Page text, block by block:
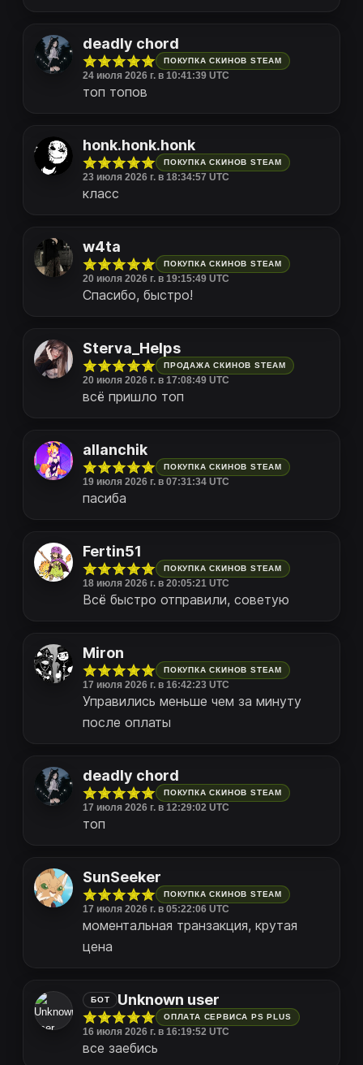
deadly chord
ПОКУПКА СКИНОВ STEAM
24 июля 2026 г. в 10:41:39 UTC
топ топов
honk.honk.honk
ПОКУПКА СКИНОВ STEAM
23 июля 2026 г. в 18:34:57 UTC
класс
w4ta
ПОКУПКА СКИНОВ STEAM
20 июля 2026 г. в 19:15:49 UTC
Спасибо, быстро!
Sterva_Helps
ПРОДАЖА СКИНОВ STEAM
20 июля 2026 г. в 17:08:49 UTC
всё пришло топ
allanchik
ПОКУПКА СКИНОВ STEAM
19 июля 2026 г. в 07:31:34 UTC
пасиба
Fertin51
ПОКУПКА СКИНОВ STEAM
18 июля 2026 г. в 20:05:21 UTC
Всё быстро отправили, советую
Miron
ПОКУПКА СКИНОВ STEAM
17 июля 2026 г. в 16:42:23 UTC
Управились меньше чем за минуту
после оплаты
deadly chord
ПОКУПКА СКИНОВ STEAM
17 июля 2026 г. в 12:29:02 UTC
топ
SunSeeker
ПОКУПКА СКИНОВ STEAM
17 июля 2026 г. в 05:22:06 UTC
моментальная транзакция, крутая
цена
БОТ Unknown user
ОПЛАТА СЕРВИСА PS PLUS
16 июля 2026 г. в 16:19:52 UTC
все заебись